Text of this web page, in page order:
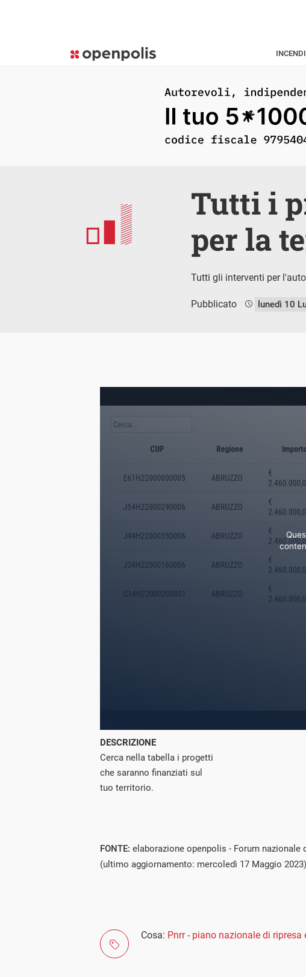
INCENDI
Tutti i
per la
Tutti gli interventi per
Pubblicato lunedì 10
DESCRIZIONE
Cerca nella tabella i progetti
che saranno finanziati sul
tuo territorio.
FONTE: elaborazione openpolis - Forum
(ultimo aggiornamento: mercoledì 17 Maggio 2023)
Cosa: Pnrr - piano nazionale di ripresa